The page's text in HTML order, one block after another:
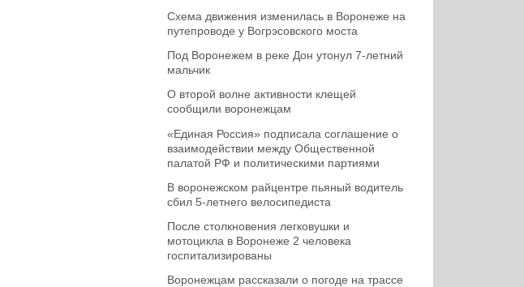
Схема движения изменилась в Воронеже на
путепроводе у Вогрэсовского моста
Под Воронежем в реке Дон утонул 7-летний
мальчик
О второй волне активности клещей
сообщили воронежцам
«Единая Россия» подписала соглашение о
взаимодействии между Общественной
палатой РФ и политическими партиями
В воронежском райцентре пьяный водитель
сбил 5-летнего велосипедиста
После столкновения легковушки и
мотоцикла в Воронеже 2 человека
госпитализированы
Воронежцам рассказали о погоде на трассе